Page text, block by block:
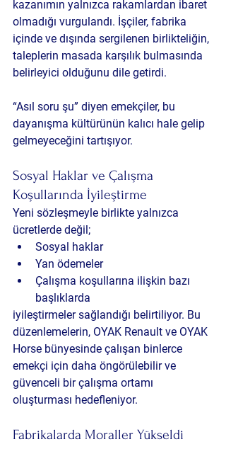
kazanımın yalnızca rakamlardan ibaret
olmadığı vurgulandı. İşçiler, fabrika
içinde ve dışında sergilenen birlikteliğin,
taleplerin masada karşılık bulmasında
belirleyici olduğunu dile getirdi.
“Asıl soru şu” diyen emekçiler, bu
dayanışma kültürünün kalıcı hale gelip
gelmeyeceğini tartışıyor.
Sosyal Haklar ve Çalışma
Koşullarında İyileştirme
Yeni sözleşmeyle birlikte yalnızca
ücretlerde değil;
Sosyal haklar
Yan ödemeler
Çalışma koşullarına ilişkin bazı
başlıklarda
iyileştirmeler sağlandığı belirtiliyor. Bu
düzenlemelerin, OYAK Renault ve OYAK
Horse bünyesinde çalışan binlerce
emekçi için daha öngörülebilir ve
güvenceli bir çalışma ortamı
oluşturması hedefleniyor.
Fabrikalarda Moraller Yükseldi